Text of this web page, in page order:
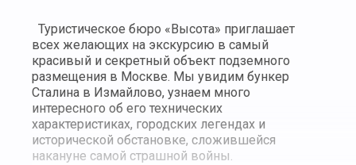
Туристическое бюро «Высота» приглашает
всех желающих на экскурсию в самый
красивый и секретный объект подземного
размещения в Москве. Мы увидим бункер
Сталина в Измайлово, узнаем много
интересного об его технических
характеристиках, городских легендах и
исторической обстановке, сложившейся
накануне самой страшной войны.